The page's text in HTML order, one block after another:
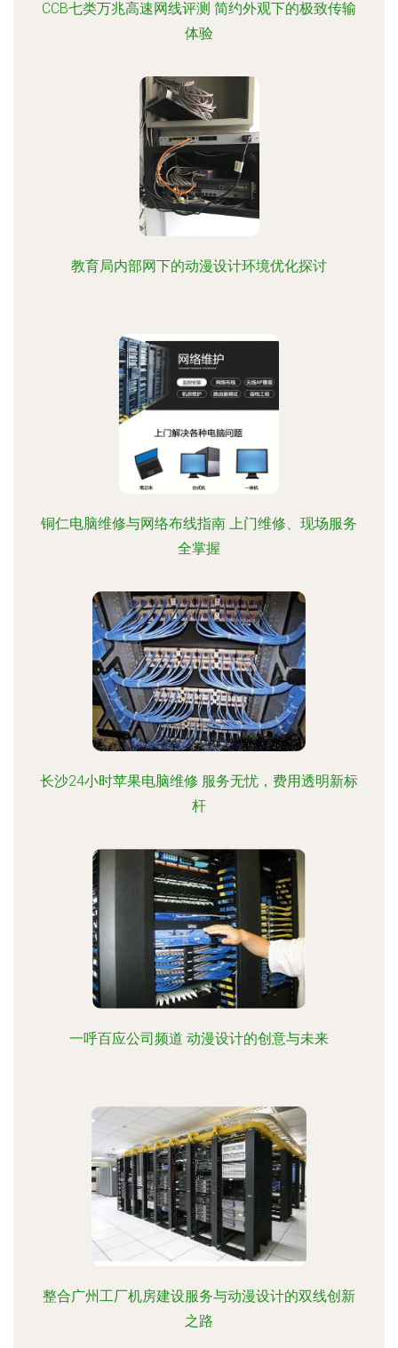
CCB七类万兆高速网线评测 简约外观下的极致传输
体验
教育局内部网下的动漫设计环境优化探讨
铜仁电脑维修与网络布线指南 上门维修、现场服务
全掌握
长沙24小时苹果电脑维修 服务无忧，费用透明新标
杆
一呼百应公司频道 动漫设计的创意与未来
整合广州工厂机房建设服务与动漫设计的双线创新
之路